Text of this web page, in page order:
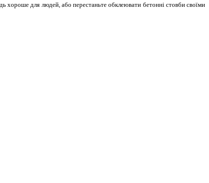
для людей, або перестаньте обклеювати бетонні стовби своїми